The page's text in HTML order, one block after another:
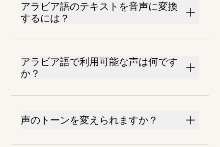
アラビア語のテキストを音声に変換
するには？
アラビア語で利用可能な声は何です
か？
声のトーンを変えられますか？